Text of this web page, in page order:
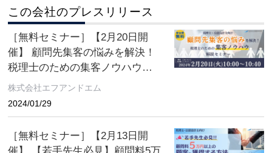
この会社のプレスリリース
［無料セミナー］【2月20日開
催】 顧問先集客の悩みを解決！
税理士のための集客ノウハウ解
説セミナー
株式会社エフアンドエム
2024/01/29
［無料セミナー］【2月13日開